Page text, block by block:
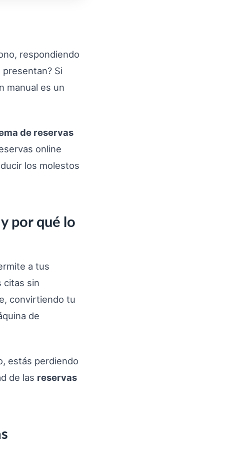
respondiendo
Si
manual es un
de reservas
online
los molestos
por qué lo
a tus
citas sin
convirtiendo tu
de
estás perdiendo
de las reservas